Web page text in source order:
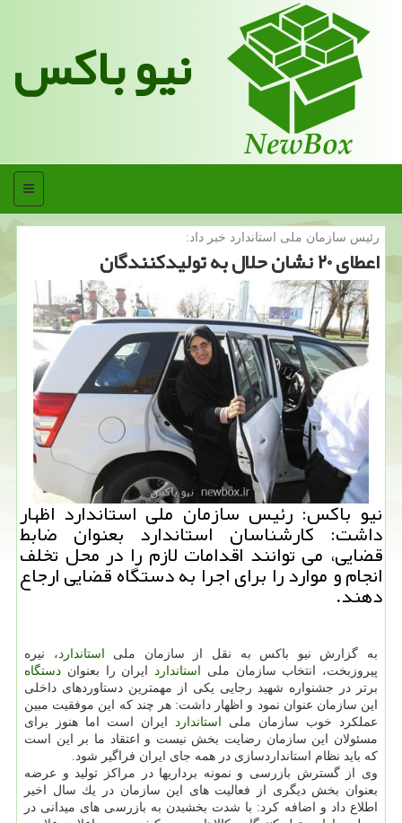
نیو باکس
منو
رئیس سازمان ملی استاندارد خبر داد:
اعطای ۲۰ نشان حلال به تولیدكنندگان
نیو باكس: رئیس سازمان ملی استاندارد اظهار
داشت: كارشناسان استاندارد بعنوان ضابط
قضایی، می توانند اقدامات لازم را در محل تخلف
انجام و موارد را برای اجرا به دستگاه قضایی ارجاع
دهند.
به گزارش نیو باكس به نقل از سازمان ملی استاندارد، نیره
پیروزبخت، انتخاب سازمان ملی
استاندارد ایران را بعنوان دستگاه
برتر در جشنواره شهید رجایی یكی از مهمترین دستاوردهای داخلی
این سازمان عنوان نمود و اظهار داشت: هر چند كه این موفقیت مبین
عملكرد خوب سازمان ملی
استاندارد ایران است اما هنوز برای
مسئولان این سازمان رضایت بخش نیست و اعتقاد ما بر این است
كه باید نظام استانداردسازی در همه جای ایران فراگیر شود.
وی از گسترش بازرسی و نمونه برداریها در مراكز تولید و عرضه
بعنوان بخش دیگری از فعالیت های این سازمان در یك سال اخیر
اطلاع داد و اضافه كرد: با شدت بخشیدن به بازرسی های میدانی در